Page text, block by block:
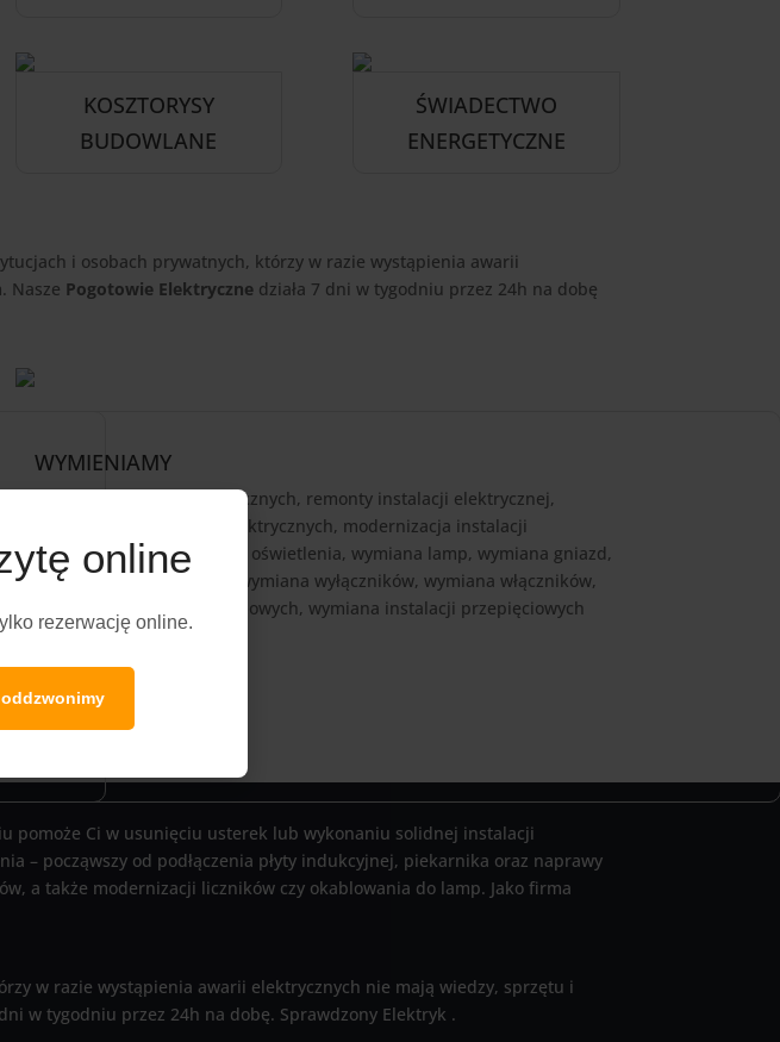
KOSZTORYSY
BUDOWLANE
ŚWIADECTWO
ENERGETYCZNE
i osobach prywatnych, którzy w razie wystąpienia awarii
Nasze Pogotowie Elektryczne działa 7 dni w tygodniu przez 24h na dobę
WYMIENIAMY
wymiana instalacji elektrycznych, remonty instalacji elektrycznej,
modernizacja instalacji elektrycznych, modernizacja instalacji
oświetleniowych, wymiana oświetlenia, wymiana lamp, wymiana gniazd,
wymiana bezpieczników, wymiana wyłączników, wymiana włączników,
wymiana instalacji odgromowych, wymiana instalacji przepięciowych
pomoże Ci w usunięciu usterek lub wykonaniu solidnej instalacji
– począwszy od podłączenia płyty indukcyjnej, piekarnika oraz naprawy
a także modernizacji liczników czy okablowania do lamp. Jako firma
w razie wystąpienia awarii elektrycznych nie mają wiedzy, sprzętu i
w tygodniu przez 24h na dobę. Sprawdzony Elektryk .
online
rezerwację online.